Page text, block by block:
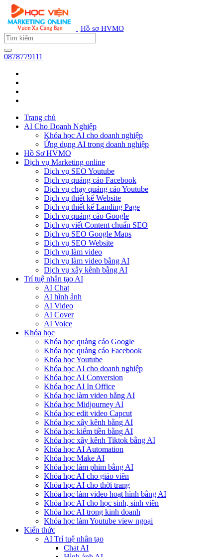
Hồ sơ HVMO
0878779111
Trang chủ
AI Cho Doanh Nghiệp
Khóa học AI cho doanh nghiệp
Ứng dụng AI trong doanh nghiệp
Hồ Sơ HVMO
Dịch vụ Marketing online
Dịch vụ SEO Youtube
Dịch vụ quảng cáo Facebook
Dịch vụ chạy quảng cáo Youtube
Dịch vụ thiết kế Website
Dịch vụ thiết kế Landing Page
Dịch vụ quảng cáo Google
Dịch vụ viết Content chuẩn SEO
Dịch vụ SEO Google Maps
Dịch vụ SEO Website
Dịch vụ làm video
Dịch vụ làm video bằng AI
Dịch vụ xây kênh bằng AI
Trí tuệ nhân tạo AI
AI Chat
AI hình ảnh
AI Video
AI Cover
AI Voice
Khóa học
Khóa học quảng cáo Google
Khóa học quảng cáo Facebook
Khóa học Youtube
Khóa học AI cho doanh nghiệp
Khóa học AI Conversion
Khóa học AI In Office
Khóa học làm video bằng AI
Khóa học Midjourney AI
Khóa học edit video Capcut
Khóa học xây kênh bằng AI
Khóa học kiếm tiền bằng AI
Khóa học xây kênh Tiktok bằng AI
Khóa học AI Automation
Khóa học Make AI
Khóa học làm phim bằng AI
Khóa học AI cho giáo viên
Khóa học AI cho thời trang
Khóa học làm video hoạt hình bằng AI
Khóa học AI cho học sinh, sinh viên
Khóa hoc AI trong kinh doanh
Khóa học làm Youtube view ngoại
Kiến thức
AI Trí tuệ nhân tạo
Chat AI